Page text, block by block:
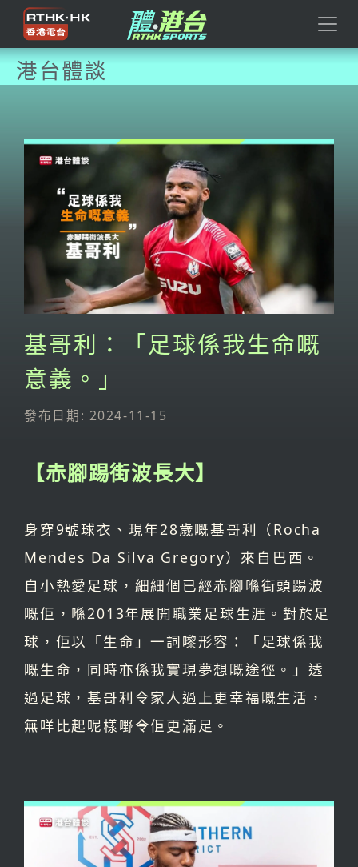
港台體談
基哥利：「足球係我生命嘅
意義。」
發布日期: 2024-11-15
【赤腳踢街波長大】
身穿9號球衣、現年28歲嘅基哥利（Rocha
Mendes Da Silva Gregory）來自巴西。
自小熱愛足球，細細個已經赤腳喺街頭踢波
嘅佢，喺2013年展開職業足球生涯。對於足
球，佢以「生命」一詞嚟形容：「足球係我
嘅生命，同時亦係我實現夢想嘅途徑。」透
過足球，基哥利令家人過上更幸福嘅生活，
無咩比起呢樣嘢令佢更滿足。